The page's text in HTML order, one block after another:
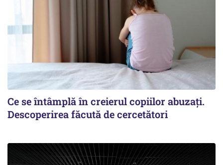
Ce se întâmplă în creierul copiilor abuzați.
Descoperirea făcută de cercetători